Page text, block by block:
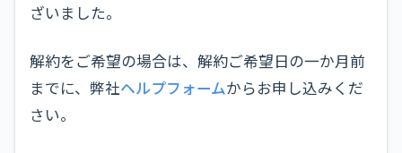
ざいました。
解約をご希望の場合は、解約ご希望日の一か月前
までに、弊社ヘルプフォームからお申し込みくだ
さい。